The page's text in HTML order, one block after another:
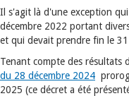
Il s'agit là d'une exception
décembre 2022 portant
et qui devait prendre fin le
Tenant compte des résultats
du 28 décembre 2024
2025 (ce décret a été